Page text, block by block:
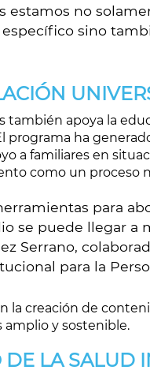
no
sino
apoya la
programa ha
a familiares en
como un proceso
para
se puede llegar a
Serrano,
para la
creación de
amplio y sostenible.
LA SALUD